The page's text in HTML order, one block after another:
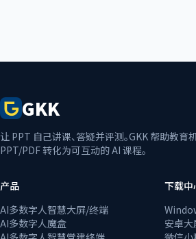
GKK
让 PPT 自己讲课、答疑并评测。GKK 帮助教育
PPT/PDF 转化为可互动的 AI 课程。
产品
AI多数字人智慧大屏/终端
AI多数字人魔盒
下载中
安卓